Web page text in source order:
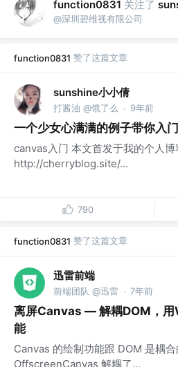
function0831 关注了
@深圳碧维视有限公司
function0831 赞了这篇文章
sunshine小小倩
打酱油 @饿了么 · 9年前
一个少女心满满的例子带你入
canvas入门 本文首发于我的个人博
http://cherryblog.site/...
790
function0831 赞了这篇文章
迅雷前端
前端团队 @迅雷 · 7年前
离屏Canvas — 解耦DOM，
能
Canvas 的绘制功能跟 DOM 是耦
OffscreenCanvas 解耦了...